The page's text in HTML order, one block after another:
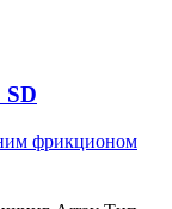
фрикционом